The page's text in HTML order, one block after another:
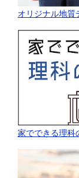
オリジナル地質
家でできる理科